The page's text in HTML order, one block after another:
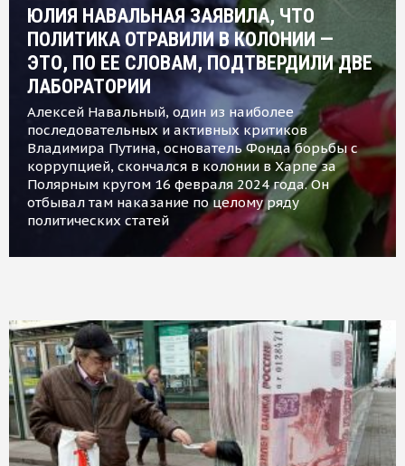
ЮЛИЯ НАВАЛЬНАЯ ЗАЯВИЛА, ЧТО
ПОЛИТИКА ОТРАВИЛИ В КОЛОНИИ —
ЭТО, ПО ЕЕ СЛОВАМ, ПОДТВЕРДИЛИ ДВЕ
ЛАБОРАТОРИИ
Алексей Навальный, один из наиболее
последовательных и активных критиков
Владимира Путина, основатель Фонда борьбы с
коррупцией, скончался в колонии в Харпе за
Полярным кругом 16 февраля 2024 года. Он
отбывал там наказание по целому ряду
политических статей